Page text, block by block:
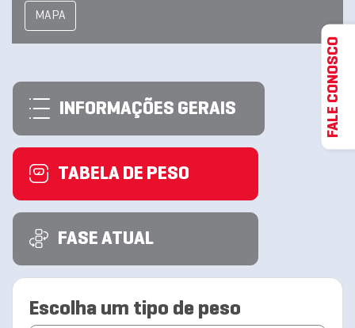
MAPA
INFORMAÇÕES GERAIS
TABELA DE PESO
FASE ATUAL
Escolha um tipo de peso
FALE CONOSCO